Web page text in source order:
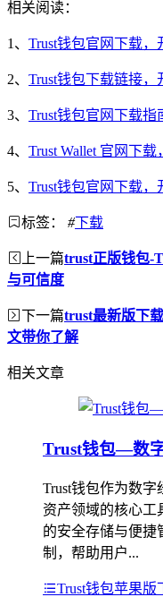
相关阅读：
1、 Trust钱包官网下载
2、 Trust钱包下载链接
3、 Trust钱包官网下载
4、 Trust Wallet 官网下
5、 Trust钱包官网下载
标签： #下载
上一篇trust正版钱包-
与可信度
下一篇trust最新版下
文带你了解
相关文章
Trust钱包—数
Trust钱包作为数
资产领域的核心工
的安全存储与便捷
制，帮助用户...
Trust钱包苹果版